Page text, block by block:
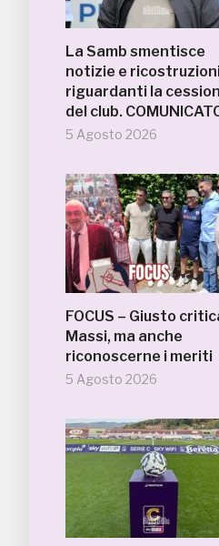
La Samb smentisce
notizie e
riguardanti la
del club.
5 Agosto 2026
FOCUS – Giusto
Massi, ma anche
riconoscerne i meriti
5 Agosto 2026